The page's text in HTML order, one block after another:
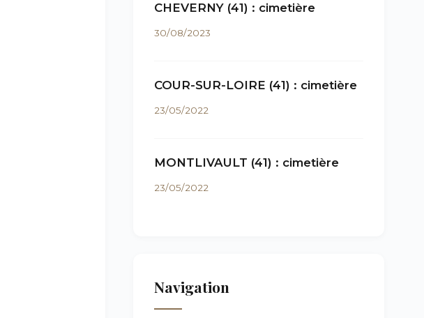
CHEVERNY (41) : cimetière
30/08/2023
COUR-SUR-LOIRE (41) : cimetière
23/05/2022
MONTLIVAULT (41) : cimetière
23/05/2022
Navigation